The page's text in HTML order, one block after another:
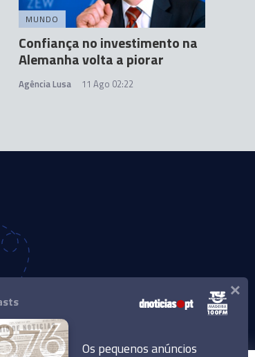
MUNDO
Confiança no investimento na
Alemanha volta a piorar
Agência Lusa 11 Ago 02:22
Os pequenos anúncios
×